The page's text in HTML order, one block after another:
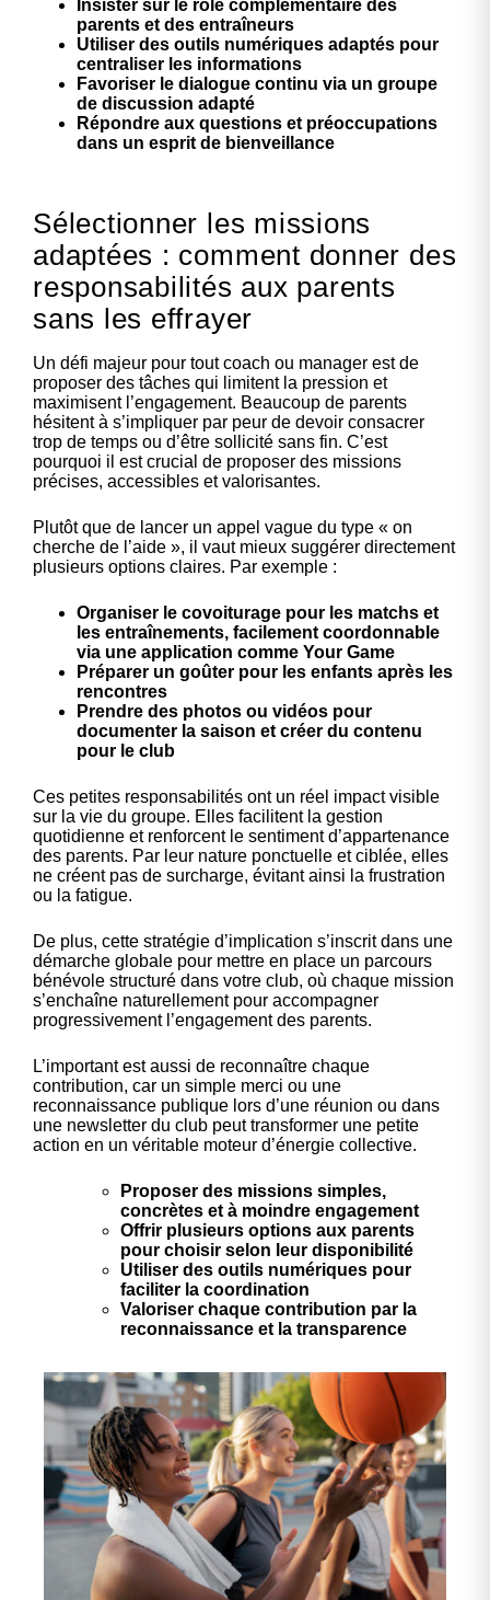
Insister sur le rôle complémentaire des
parents et des entraîneurs
Utiliser des outils numériques adaptés pour
centraliser les informations
Favoriser le dialogue continu via un groupe
de discussion adapté
Répondre aux questions et préoccupations
dans un esprit de bienveillance
Sélectionner les missions
adaptées : comment donner des
responsabilités aux parents
sans les effrayer
Un défi majeur pour tout coach ou manager est de
proposer des tâches qui limitent la pression et
maximisent l’engagement. Beaucoup de parents
hésitent à s’impliquer par peur de devoir consacrer
trop de temps ou d’être sollicité sans fin. C’est
pourquoi il est crucial de proposer des missions
précises, accessibles et valorisantes.
Plutôt que de lancer un appel vague du type « on
cherche de l’aide », il vaut mieux suggérer directement
plusieurs options claires. Par exemple :
Organiser le covoiturage pour les matchs et
les entraînements, facilement coordonnable
via une application comme Your Game
Préparer un goûter pour les enfants après les
rencontres
Prendre des photos ou vidéos pour
documenter la saison et créer du contenu
pour le club
Ces petites responsabilités ont un réel impact visible
sur la vie du groupe. Elles facilitent la gestion
quotidienne et renforcent le sentiment d’appartenance
des parents. Par leur nature ponctuelle et ciblée, elles
ne créent pas de surcharge, évitant ainsi la frustration
ou la fatigue.
De plus, cette stratégie d’implication s’inscrit dans une
démarche globale pour mettre en place un parcours
bénévole structuré dans votre club, où chaque mission
s’enchaîne naturellement pour accompagner
progressivement l’engagement des parents.
L’important est aussi de reconnaître chaque
contribution, car un simple merci ou une
reconnaissance publique lors d’une réunion ou dans
une newsletter du club peut transformer une petite
action en un véritable moteur d’énergie collective.
Proposer des missions simples,
concrètes et à moindre engagement
Offrir plusieurs options aux parents
pour choisir selon leur disponibilité
Utiliser des outils numériques pour
faciliter la coordination
Valoriser chaque contribution par la
reconnaissance et la transparence